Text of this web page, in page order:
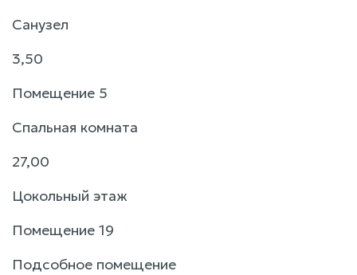
Санузел
3,50
Помещение 5
Спальная комната
27,00
Цокольный этаж
Помещение 19
Подсобное помещение